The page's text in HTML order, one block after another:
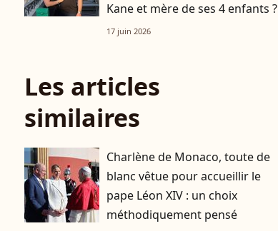
Kane et mère de ses 4 enfants ?
17 juin 2026
Les articles
similaires
Charlène de Monaco, toute de
blanc vêtue pour accueillir le
pape Léon XIV : un choix
méthodiquement pensé